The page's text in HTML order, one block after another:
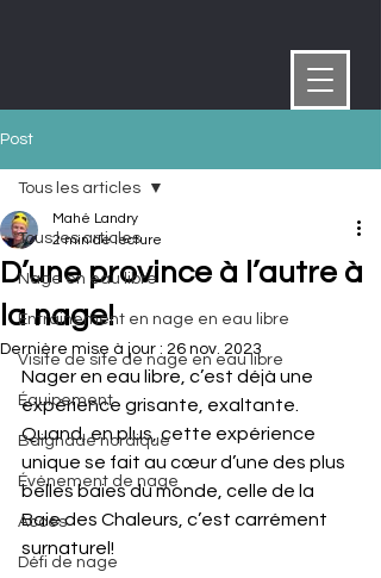
Post
Tous les articles
Nage en eau libre
Entrainement en nage en eau libre
Visite de site de nage en eau libre
Équipement
Baignade nordique
Événement de nage
Accès
Défi de nage
Tous les articles
D’une province à l’autre à
la nage!
Mahé Landry
2 min de lecture
Dernière mise à jour : 26 nov. 2023
Nager en eau libre, c’est déjà une
expérience grisante, exaltante.
Quand, en plus, cette expérience
unique se fait au cœur d’une des plus
belles baies du monde, celle de la
Baie des Chaleurs, c’est carrément
surnaturel!